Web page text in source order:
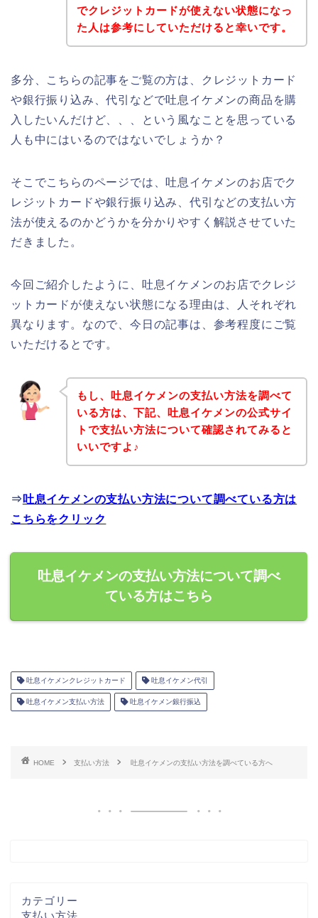
でクレジットカードが使えない状態になっ
た人は参考にしていただけると幸いです。
多分、こちらの記事をご覧の方は、クレジットカード
や銀行振り込み、代引などで吐息イケメンの商品を購
入したいんだけど、、、という風なことを思っている
人も中にはいるのではないでしょうか？
そこでこちらのページでは、吐息イケメンのお店でク
レジットカードや銀行振り込み、代引などの支払い方
法が使えるのかどうかを分かりやすく解説させていた
だきました。
今回ご紹介したように、吐息イケメンのお店でクレジ
ットカードが使えない状態になる理由は、人それぞれ
異なります。なので、今日の記事は、参考程度にご覧
いただけるとです。
もし、吐息イケメンの支払い方法を調べて
いる方は、下記、吐息イケメンの公式サイ
トで支払い方法について確認されてみると
いいですよ♪
⇒ 吐息イケメンの支払い方法について調べている方は
こちらをクリック
吐息イケメンの支払い方法について調べ
ている方はこちら
吐息イケメンクレジットカード 吐息イケメン代引
吐息イケメン支払い方法 吐息イケメン銀行振込
HOME 支払い方法 吐息イケメンの支払い方法を調べている方へ
カテゴリー